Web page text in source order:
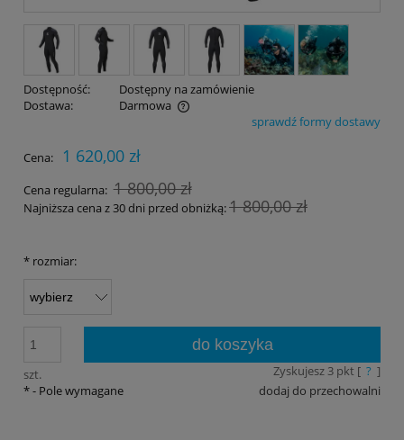
Dostępność:
Dostępny na zamówienie
Dostawa:
Darmowa
Cena nie zawiera ewentualnych kosztów płatnościsprawdź formy dostawy
Cena: 1 620,00 zł
Cena regularna: 1 800,00 zł
Najniższa cena z 30 dni przed obniżką:1 800,00 zł
* rozmiar:
szt.
do koszyka
Zyskujesz 3pkt [ ? ]
dodaj do przechowalni
*- Pole wymagane